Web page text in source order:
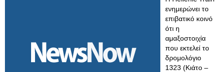
ενημερώνει το
επιβατικό κοινό
ότι η
αμαξοστοιχία
που εκτελεί το
δρομολόγιο
1323 (Κιάτο –